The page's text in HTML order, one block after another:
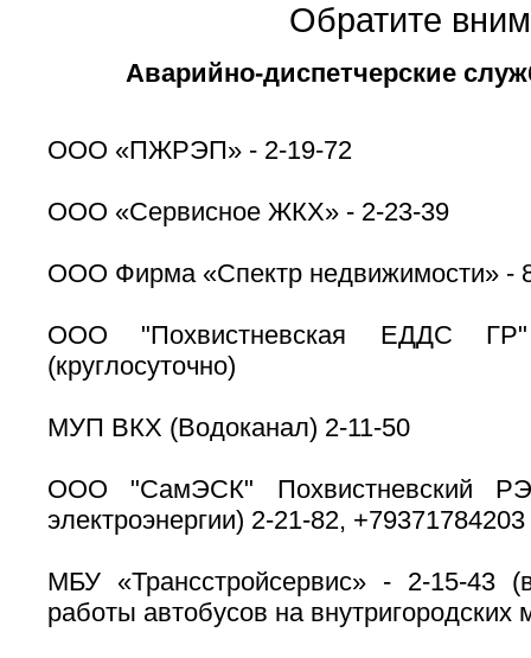
Обратите
Аварийно-диспетчерские
ООО «ПЖРЭП» - 2-19-72
ООО «Сервисное ЖКХ» - 2-23-39
ООО Фирма «Спектр недвижимости» -
ООО "Похвистневская ЕДДС
(круглосуточно)
МУП ВКХ (Водоканал) 2-11-50
ООО "СамЭСК" Похвистневский
электроэнергии) 2-21-82, +79371784203
МБУ «Трансстройсервис» - 2-15-43
работы автобусов на внутригородских